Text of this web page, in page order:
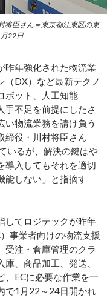
将臣さん＝東京都江東区の東
22日
年強化された物流業
（DX）など最新テクノ
ボット、人工知能
手不足を前提にしたさ
い物流業務を請け負う
締役・川村将臣さん
いるが、解決の鍵はや
導入してもそれを適切
能しない」と指摘す
してロジテックが昨年
事業者向けの物流支援
受注・倉庫管理のクラ
、商品加工、発送、
、ECに必要な作業を一
で1月22～24日開かれ